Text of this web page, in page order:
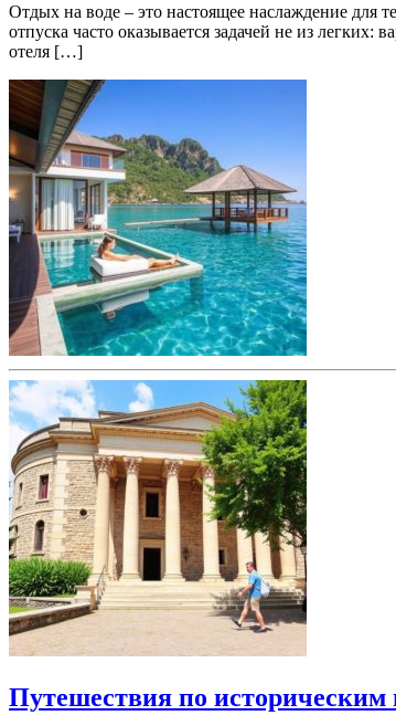
Отдых на воде – это настоящее наслаждение для
отпуска часто оказывается задачей не из
отеля […]
Путешествия по